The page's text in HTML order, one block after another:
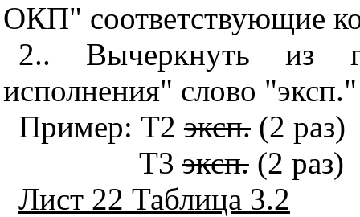
ОКП" соответствующие
2.. Вычеркнуть из
исполнения" слово
Пример: Т2 эксп.(2 раз)
Т3 эксп.(2 раз)
Лист 22 Таблица 3.2